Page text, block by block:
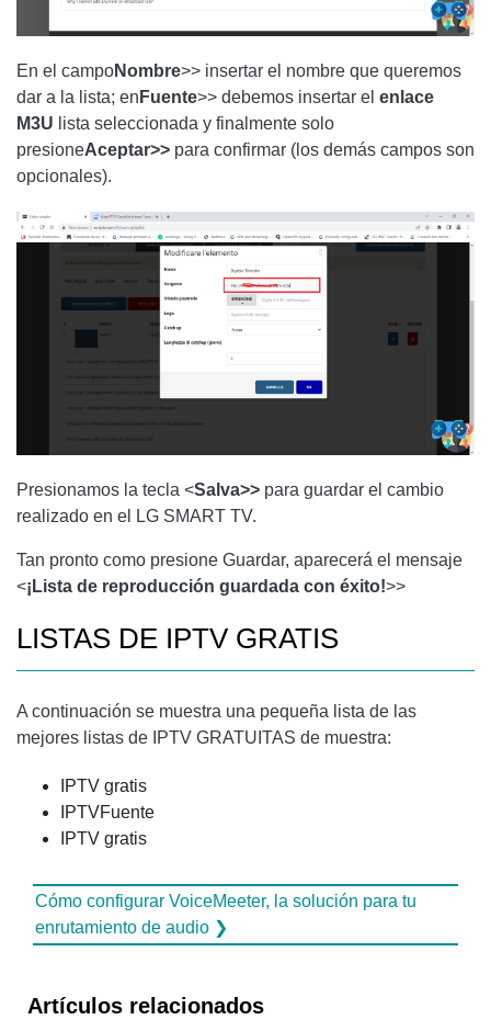
En el campoNombre>> insertar el nombre que queremos
dar a la lista; en Fuente>> debemos insertar el enlace
M3U lista seleccionada y finalmente solo
presioneAceptar>> para confirmar (los demás campos son
opcionales).
Presionamos la tecla <Salva>> para guardar el cambio
realizado en el LG SMART TV.
Tan pronto como presione Guardar, aparecerá el mensaje
<¡Lista de reproducción guardada con éxito!>>
LISTAS DE IPTV GRATIS
A continuación se muestra una pequeña lista de las
mejores listas de IPTV GRATUITAS de muestra:
IPTV gratis
IPTVFuente
IPTV gratis
Cómo configurar VoiceMeeter, la solución para tu
enrutamiento de audio ❯
Artículos relacionados